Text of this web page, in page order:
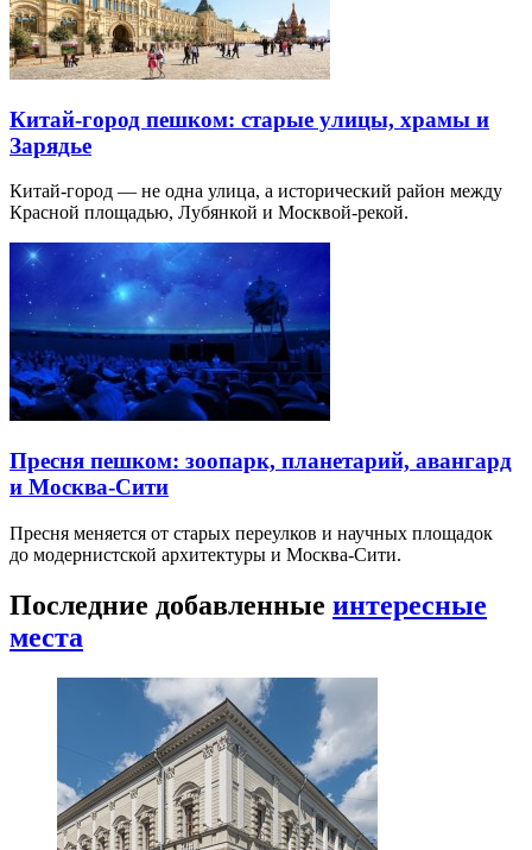
Китай-город пешком: старые улицы, храмы и
Зарядье
Китай-город — не одна улица, а исторический район между
Красной площадью, Лубянкой и Москвой-рекой.
Пресня пешком: зоопарк, планетарий, авангард
и Москва-Сити
Пресня меняется от старых переулков и научных площадок
до модернистской архитектуры и Москва-Сити.
Последние добавленные интересные
места